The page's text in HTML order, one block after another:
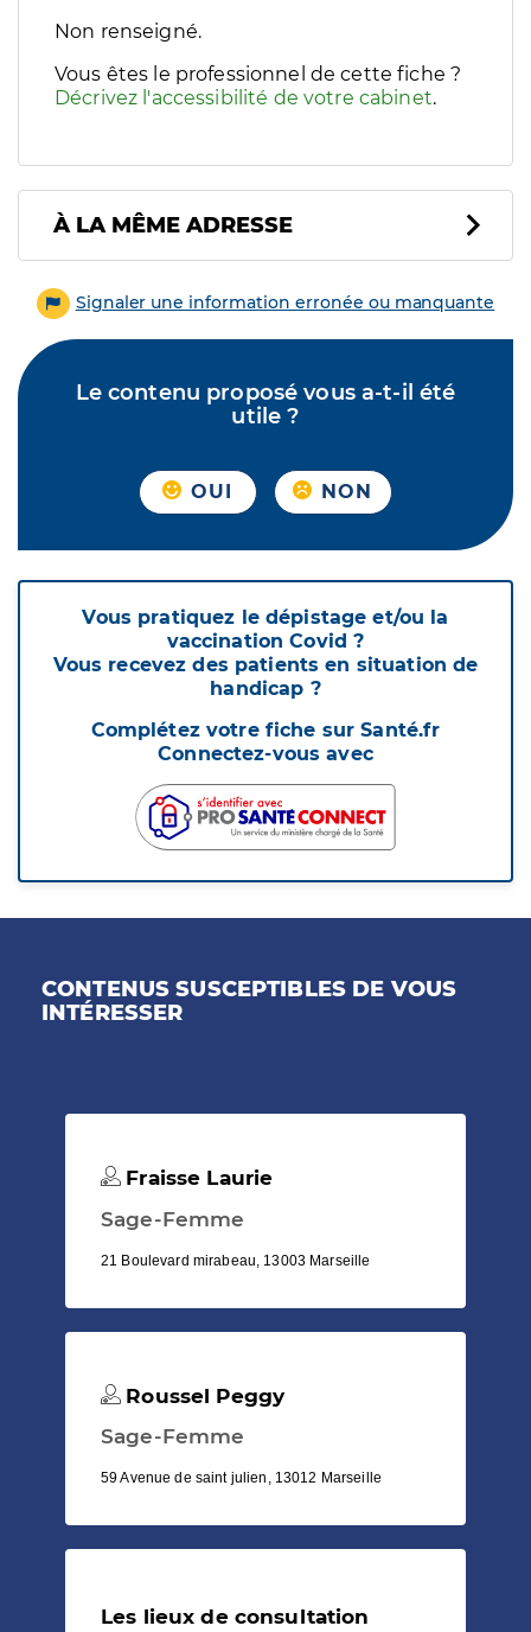
Filtres
Sélectionnez un ou plusieurs handicaps/besoins
Non renseigné.
Vous êtes le professionnel de cette fiche ?
Décrivez l'accessibilité de votre cabinet.
À LA MÊME ADRESSE
Signaler une information erronée ou manquante
Le contenu proposé vous a-t-il été
utile ?
OUI NON
Vous pratiquez le dépistage et/ou la
vaccination Covid ?
Vous recevez des patients en situation de
handicap ?
Complétez votre fiche sur Santé.fr
Connectez-vous avec
CONTENUS SUSCEPTIBLES DE VOUS
INTÉRESSER
Fraisse Laurie
Sage-Femme
21 Boulevard mirabeau, 13003 Marseille
Roussel Peggy
Sage-Femme
59 Avenue de saint julien, 13012 Marseille
Les lieux de consultation